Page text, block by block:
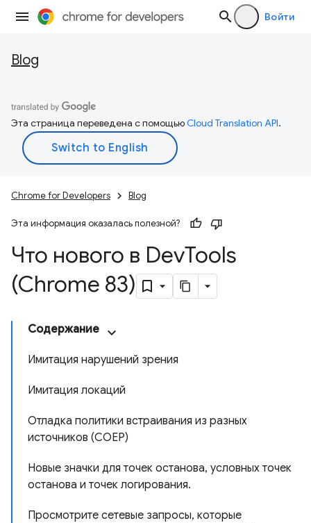
Войти
Blog
Эта страница переведена с помощьюCloud Translation API.
Chrome for Developers Blog
Эта информация оказалась полезной?
Что нового в DevTools
(Chrome 83)
Содержание
Имитация нарушений зрения
Имитация локаций
Отладка политики встраивания из разных
источников (COEP)
Новые значки для точек останова, условных точек
останова и точек логирования.
Просмотрите сетевые запросы, которые